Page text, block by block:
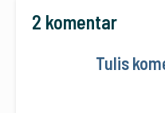
2 komentar
Tulis